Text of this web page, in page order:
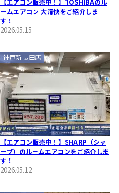
【エアコン販売中！】TOSHIBAのル
ームエアコン 大清快をご紹介しま
す！
2026.05.15
【エアコン販売中！】SHARP（シャ
ープ）のルームエアコンをご紹介しま
す！
2026.05.12
神戸新長田店